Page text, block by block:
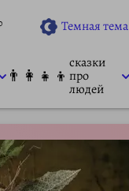
Темная тема
👨‍👩‍👧‍👦
сказки
про
людей